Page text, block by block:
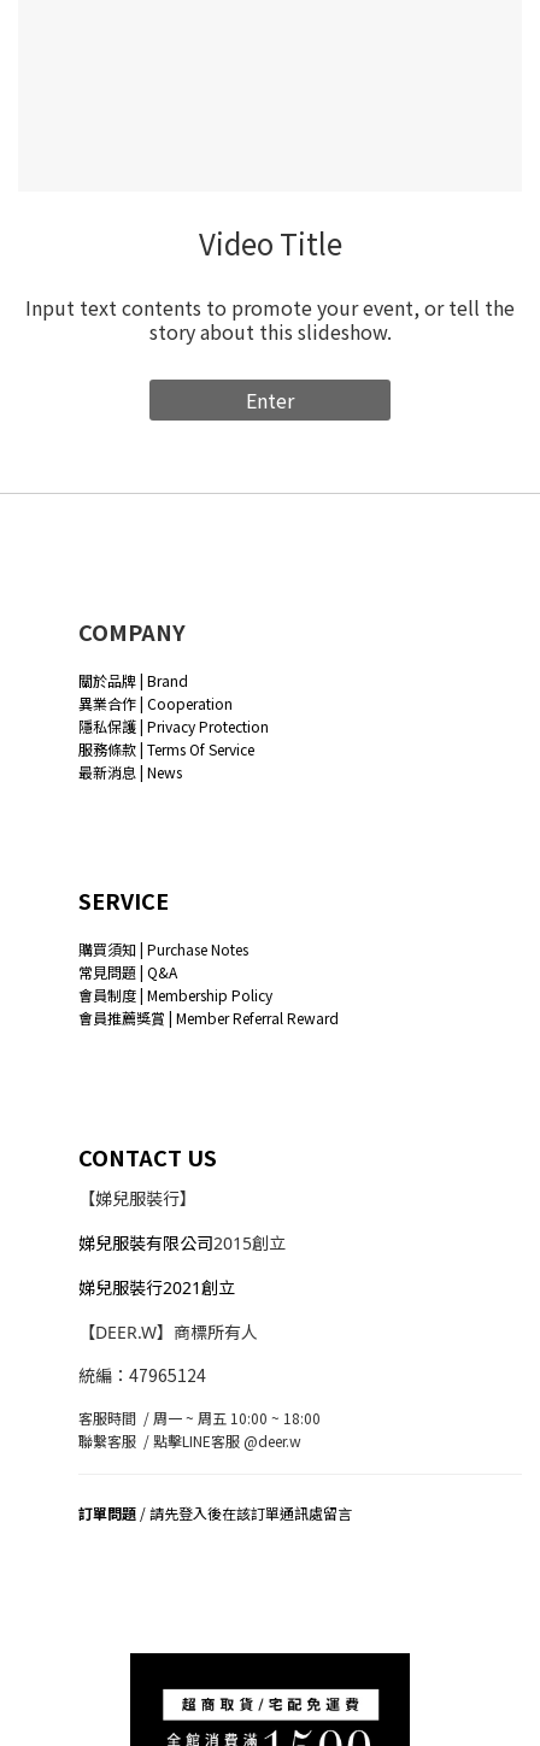
Video Title
Input text contents to promote your event, or tell the
story about this slideshow.
Enter
COMPANY
關於品牌 | Brand
異業合作 | Cooperation
隱私保護 | Privacy Protection
服務條款 | Terms Of Service
最新消息 | News
SERVICE
購買須知 | Purchase Notes
常見問題 | Q&A
會員制度 | Membership Policy
會員推薦獎賞 | Member Referral Reward
CONTACT US
【娣兒服裝行】
娣兒服裝有限公司2015創立
娣兒服裝行2021創立
【DEER.W】商標所有人
統編：47965124
客服時間 / 周一 ~ 周五 10:00 ~ 18:00
聯繫客服 /點擊LINE客服 @deer.w
訂單問題 / 請先登入後在該訂單通訊處留言